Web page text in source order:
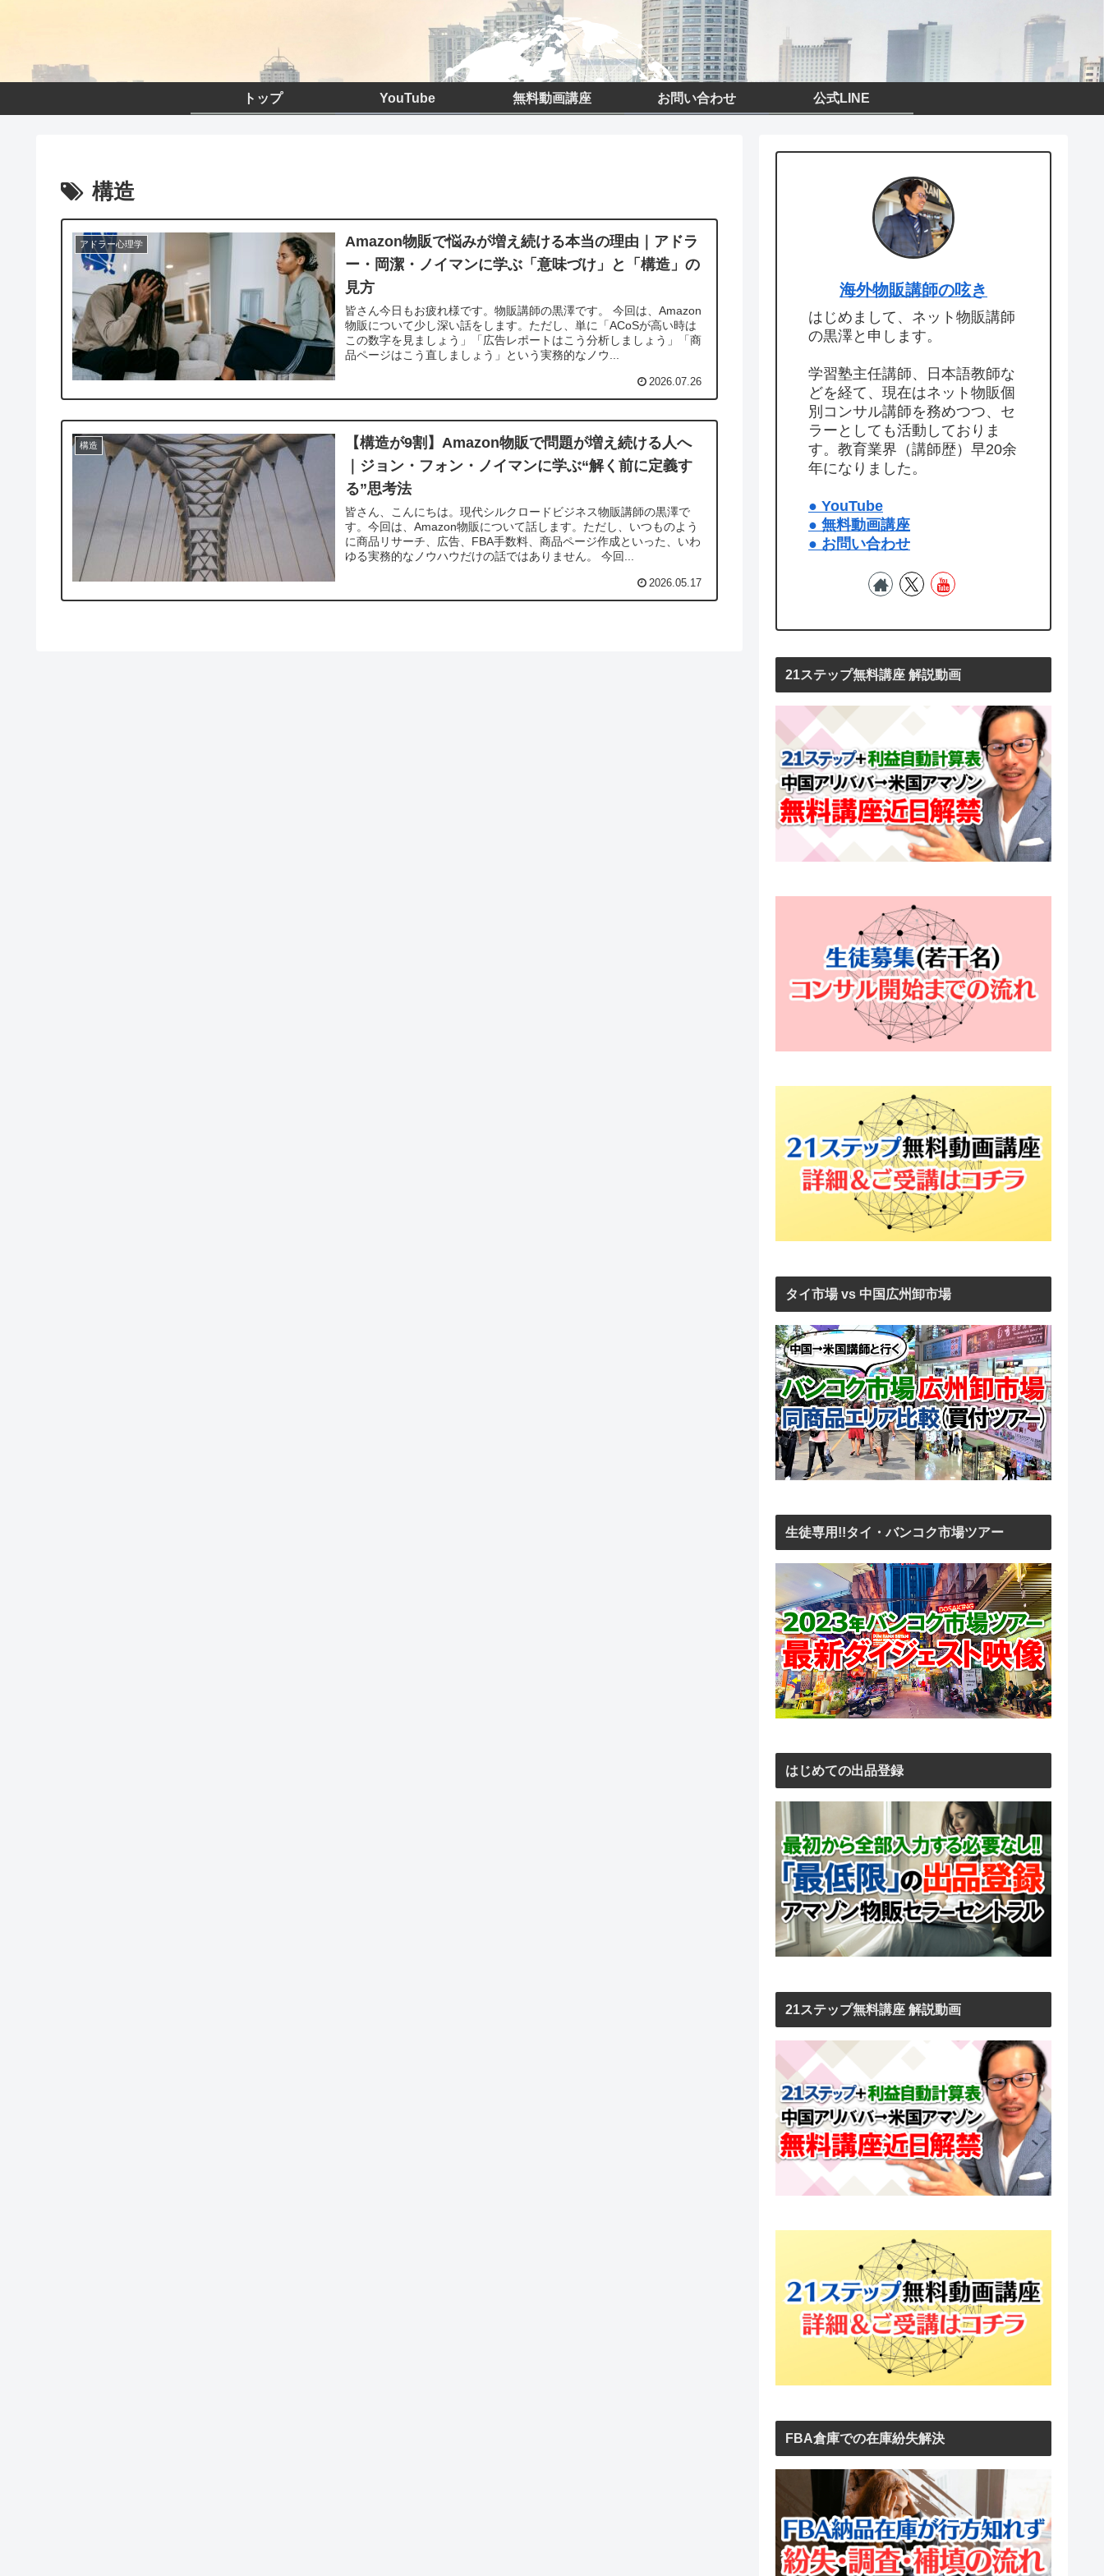
トップ YouTube 無料動画講座 お問い合わせ 公式LINE
構造
アドラー心理学
Amazon物販で悩みが増え続ける本当の理由｜アドラ
ー・岡潔・ノイマンに学ぶ「意味づけ」と「構造」の
見方
皆さん今日もお疲れ様です。物販講師の黒澤です。 今回は、Amazon
物販について少し深い話をします。ただし、単に「ACoSが高い時は
この数字を見ましょう」「広告レポートはこう分析しましょう」「商
品ページはこう直しましょう」という実務的なノウ...
2026.07.26
構造
【構造が9割】Amazon物販で問題が増え続ける人へ
｜ジョン・フォン・ノイマンに学ぶ“解く前に定義す
る”思考法
皆さん、こんにちは。現代シルクロードビジネス物販講師の黒澤で
す。今回は、Amazon物販について話します。ただし、いつものよう
に商品リサーチ、広告、FBA手数料、商品ページ作成といった、いわ
ゆる実務的なノウハウだけの話ではありません。 今回...
2026.05.17
海外物販講師の呟き
はじめまして、ネット物販講師
の黒澤と申します。
学習塾主任講師、日本語教師な
どを経て、現在はネット物販個
別コンサル講師を務めつつ、セ
ラーとしても活動しておりま
す。教育業界（講師歴）早20余
年になりました。
● YouTube
● 無料動画講座
● お問い合わせ
21ステップ無料講座 解説動画
タイ市場 vs 中国広州卸市場
生徒専用!!タイ・バンコク市場ツアー
はじめての出品登録
21ステップ無料講座 解説動画
FBA倉庫での在庫紛失解決